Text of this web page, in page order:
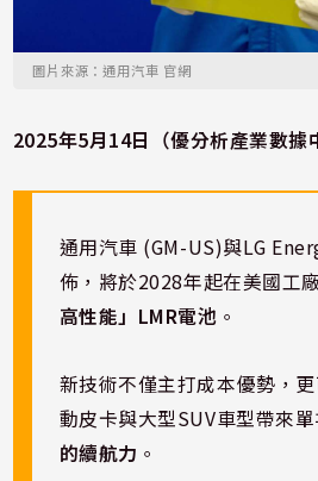
圖片來源：通用汽車 官網
2025年5月14日（優分析產業數據
通用汽車 (GM-US)與LG
佈，將於2028年起在美國工
高性能」LMR電池 。
新技術不僅主打成本優勢，
動皮卡與大型SUV車型帶來
的續航力 。